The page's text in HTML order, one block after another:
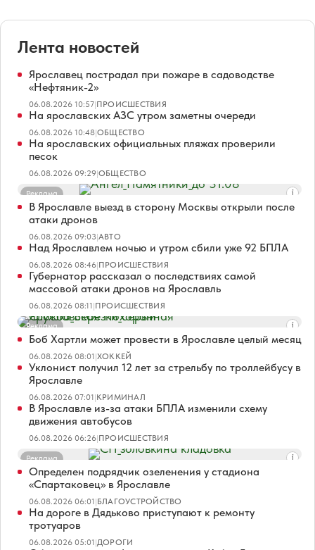
Лента новостей
Ярославец пострадал при пожаре в садоводстве
«Нефтяник-2»
06.08.2026 10:57|ПРОИСШЕСТВИЯ
На ярославских АЗС утром заметны очереди
06.08.2026 10:48|ОБЩЕСТВО
На ярославских официальных пляжах проверили
песок
06.08.2026 09:29|ОБЩЕСТВО
Реклама
В Ярославле выезд в сторону Москвы открыли после
атаки дронов
06.08.2026 09:03|АВТО
Над Ярославлем ночью и утром сбили уже 92 БПЛА
06.08.2026 08:46|ПРОИСШЕСТВИЯ
Губернатор рассказал о последствиях самой
массовой атаки дронов на Ярославль
06.08.2026 08:11|ПРОИСШЕСТВИЯ
Реклама
Боб Хартли может провести в Ярославле целый месяц
06.08.2026 08:01|ХОККЕЙ
Уклонист получил 12 лет за стрельбу по троллейбусу в
Ярославле
06.08.2026 07:01|КРИМИНАЛ
В Ярославле из-за атаки БПЛА изменили схему
движения автобусов
06.08.2026 06:26|ПРОИСШЕСТВИЯ
Реклама
Определен подрядчик озеленения у стадиона
«Спартаковец» в Ярославле
06.08.2026 06:01|БЛАГОУСТРОЙСТВО
На дороге в Дядьково приступают к ремонту
тротуаров
06.08.2026 05:01|ДОРОГИ